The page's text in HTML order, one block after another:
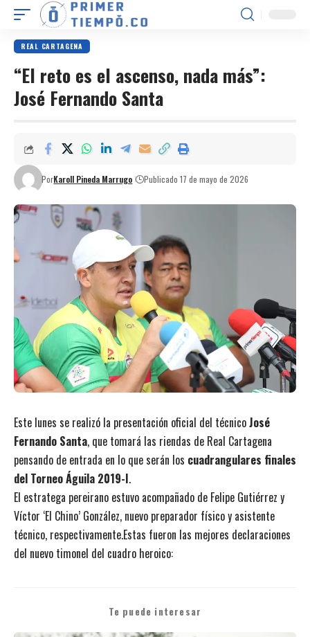
REAL CARTAGENA
“El reto es el ascenso, nada más”:
José Fernando Santa
PorKaroll Pineda Marrugo Publicado 17 de mayo de 2026
Este lunes se realizó la presentación oficial del técnicoJosé
Fernando Santa, que tomará las riendas de Real Cartagena
pensando de entrada en lo que serán los cuadrangulares finales
del Torneo Águila 2019-I.
El estratega pereirano estuvo acompañado de Felipe Gutiérrez y
Víctor ‘El Chino’ González, nuevo preparador físico y asistente
técnico, respectivamente.Estas fueron las mejores declaraciones
del nuevo timonel del cuadro heroico:
Te puede interesar